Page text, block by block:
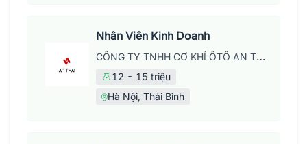
Nhân Viên Kinh Doanh
CÔNG TY TNHH CƠ KHÍ ÔTÔ AN THÁI
12 - 15 triệu
Hà Nội, Thái Bình